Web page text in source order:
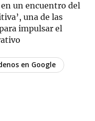
un encuentro del
una de las
impulsar el
en Google